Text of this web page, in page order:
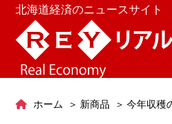
北海道経済のニュースサイト
ホーム 新商品 今年収穫